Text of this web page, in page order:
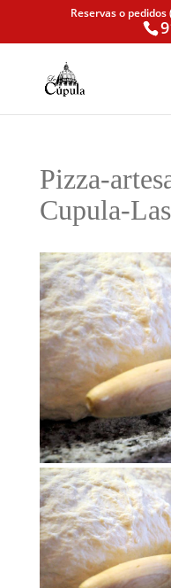
Reservas o
Pizza-
Cupula-